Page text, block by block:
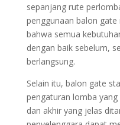
sepanjang rute
penggunaan balon
bahwa semua
dengan baik sebelum,
berlangsung.
Selain itu, balon gate
pengaturan lomba
dan akhir yang jelas